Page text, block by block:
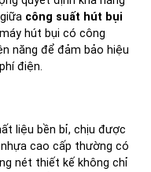
công suất hút bụi
hút bụi có công
năng để đảm bảo hiệu
điện.
liệu bền bỉ, chịu được
cao cấp thường có
nét thiết kế không chỉ